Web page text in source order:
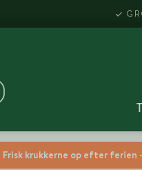
Frisk krukkerne op efter ferien